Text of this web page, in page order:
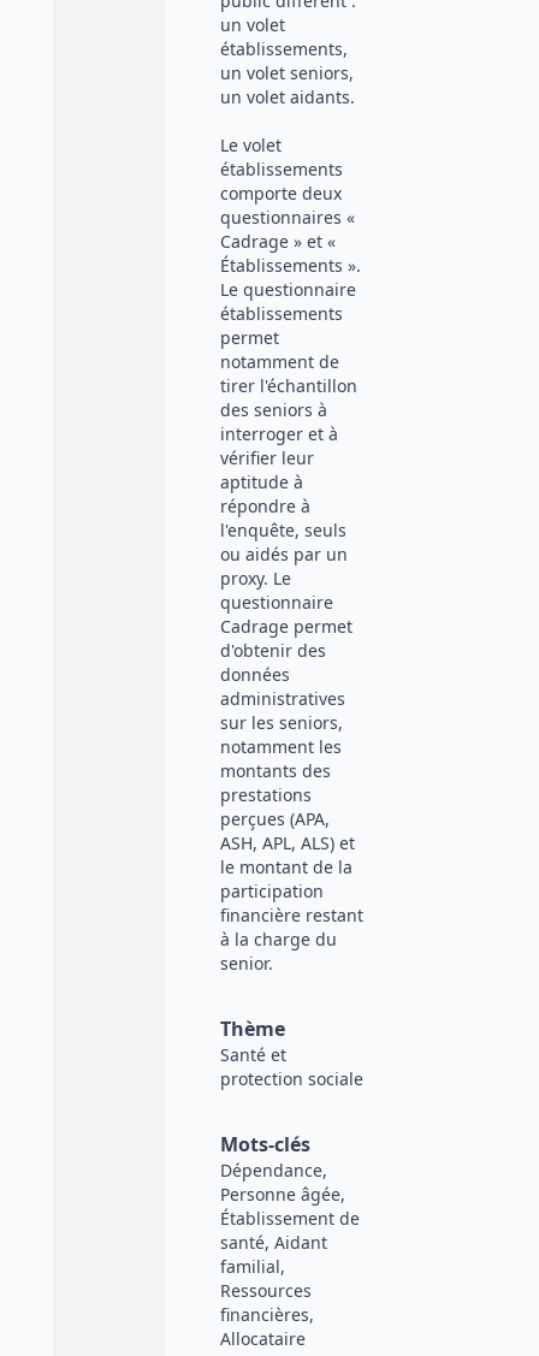
un volet
établissements,
un volet seniors,
un volet aidants.
Le volet
établissements
comporte deux
questionnaires «
Cadrage » et «
Établissements ».
Le questionnaire
établissements
permet
notamment de
tirer l'échantillon
des seniors à
interroger et à
vérifier leur
aptitude à
répondre à
l'enquête, seuls
ou aidés par un
proxy. Le
questionnaire
Cadrage permet
d'obtenir des
données
administratives
sur les seniors,
notamment les
montants des
prestations
perçues (APA,
ASH, APL, ALS) et
le montant de la
participation
financière restant
à la charge du
senior.
Thème
Santé et
protection sociale
Mots-clés
Dépendance,
Personne âgée,
Établissement de
santé, Aidant
familial,
Ressources
financières,
Allocataire